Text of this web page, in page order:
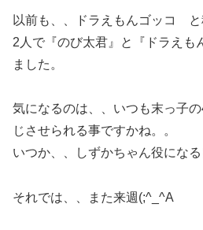
以前も、、ドラえもんゴッコ と
2人で『のび太君』と『ドラえも
ました。
気になるのは、、いつも末っ子
じさせられる事ですかね。。
いつか、、しずかちゃん役にな
それでは、、また来週(;^_^A